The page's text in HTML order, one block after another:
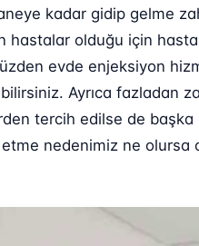
kadar gidip gelme
hastalar olduğu için
evde enjeksiyon
Ayrıca fazladan
tercih edilse de
nedenimiz ne olursa